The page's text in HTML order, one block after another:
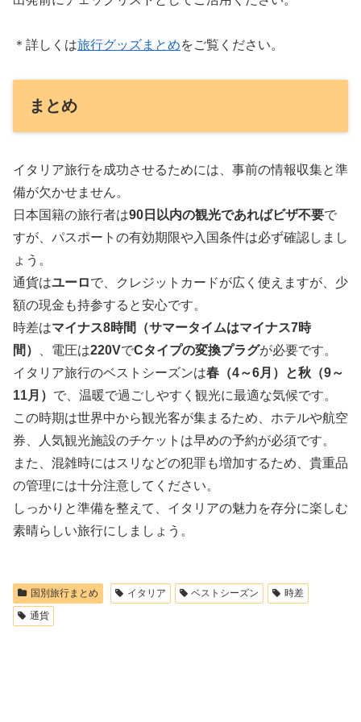
＊詳しくは旅行グッズまとめをご覧ください。
まとめ
イタリア旅行を成功させるためには、事前の情報収集と準
備が欠かせません。
日本国籍の旅行者は90日以内の観光であればビザ不要で
すが、パスポートの有効期限や入国条件は必ず確認しまし
ょう。
通貨はユーロで、クレジットカードが広く使えますが、少
額の現金も持参すると安心です。
時差はマイナス8時間（サマータイムはマイナス7時
間）
、電圧は220VでCタイプの変換プラグが必要です。
イタリア旅行のベストシーズンは春（4～6月）と秋（9～
11月） で、温暖で過ごしやすく観光に最適な気候です。
この時期は世界中から観光客が集まるため、ホテルや航空
券、人気観光施設のチケットは早めの予約が必須です。
また、混雑時にはスリなどの犯罪も増加するため、貴重品
の管理には十分注意してください。
しっかりと準備を整えて、イタリアの魅力を存分に楽しむ
素晴らしい旅行にしましょう。
国別旅行まとめ イタリア ベストシーズン
時差
通貨